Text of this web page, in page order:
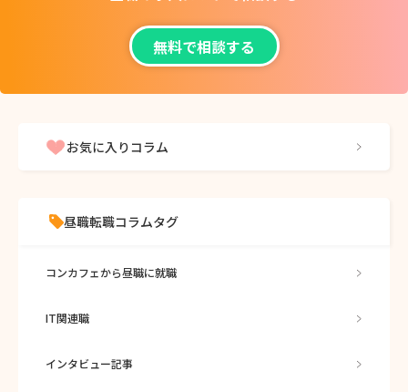
無料で相談する
お気に入りコラム
昼職転職コラムタグ
コンカフェから昼職に就職
IT関連職
インタビュー記事